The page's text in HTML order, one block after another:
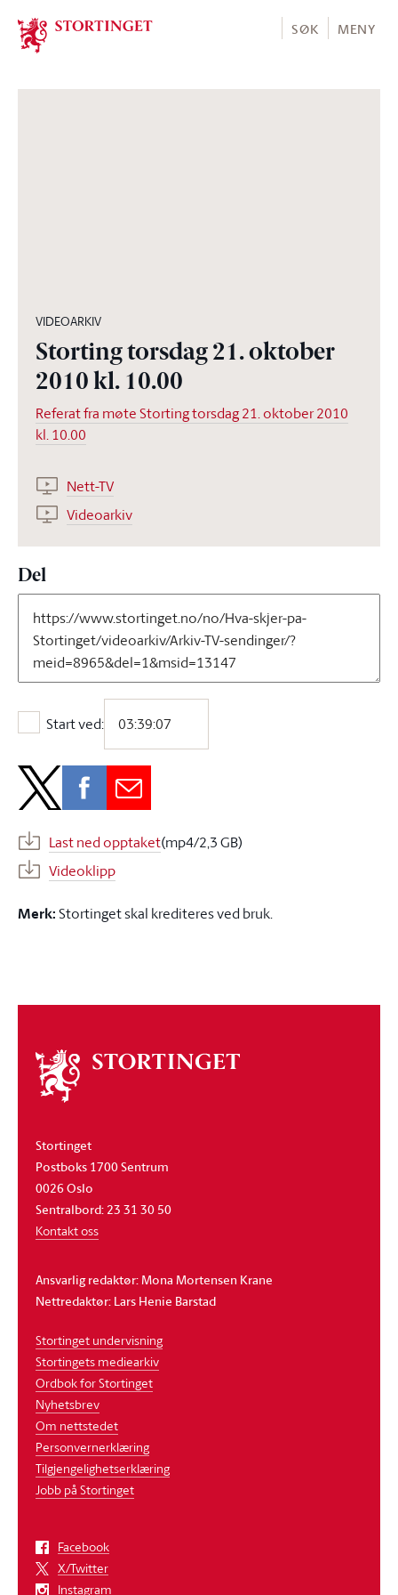
Stortinget.no
SØK MENY
VIDEOARKIV
Storting torsdag 21. oktober
2010 kl. 10.00
Referat fra møte Storting torsdag 21. oktober 2010
kl. 10.00
Nett-TV
Videoarkiv
Del
Start ved:
Start ved:
Last ned opptaket(mp4/2,3 GB)
Videoklipp
Merk:Stortinget skal krediteres ved bruk.
Om
stortinget
Stortinget
Postboks 1700 Sentrum
0026 Oslo
Sentralbord: 23 31 30 50
Kontakt oss
Ansvarlig redaktør: Mona Mortensen Krane
Nettredaktør: Lars Henie Barstad
Stortinget undervisning
Stortingets mediearkiv
Ordbok for Stortinget
Nyhetsbrev
Om nettstedet
Personvernerklæring
Tilgjengelighetserklæring
Jobb på Stortinget
Facebook
X/Twitter
Instagram